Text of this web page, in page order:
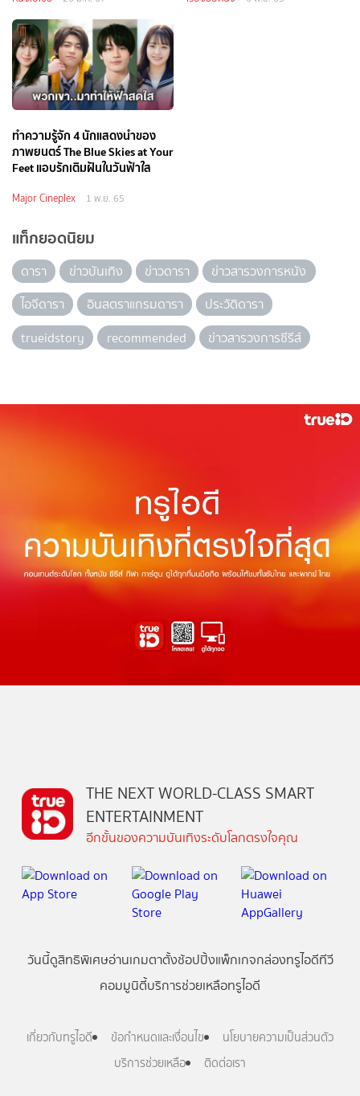
ทำความรู้จัก 4 นักแสดงนำของ
ภาพยนตร์ The Blue Skies at Your
Feet แอบรักเติมฝันในวันฟ้าใส
Major Cineplex 1 พ.ย. 65
แท็กยอดนิยม
ดารา ข่าวบันเทิง ข่าวดารา
ข่าวสารวงการหนัง
ไอจีดารา
อินสตราแกรมดารา
ประวัติดารา
trueidstory
recommended ข่าวสารวงการซีรีส์
THE NEXT WORLD-CLASS SMART
ENTERTAINMENT
อีกขั้นของความบันเทิงระดับโลกตรงใจคุณ
วันนี้ดูสิทธิพิเศษอ่านเกมตาตั้งช้อปปิ้งแพ็กเกจกล่องทรูไอดีทีวี
คอมมูนิตี้บริการช่วยเหลือทรูไอดี
เกี่ยวกับทรูไอดี ข้อกำหนดและเงื่อนไข
นโยบายความเป็นส่วนตัว
บริการช่วยเหลือ
ติดต่อเรา